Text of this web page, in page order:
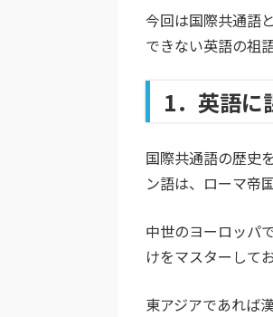
今回は国際共通語
できない英語の祖
1．英語に
国際共通語の歴史
ン語は、ローマ帝
中世のヨーロッパ
けをマスターして
東アジアであれば